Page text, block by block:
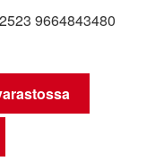
9664843480